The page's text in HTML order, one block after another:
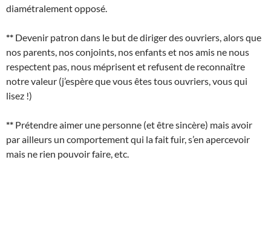
diamétralement opposé.
** Devenir patron dans le but de diriger des ouvriers, alors que
nos parents, nos conjoints, nos enfants et nos amis ne nous
respectent pas, nous méprisent et refusent de reconnaître
notre valeur (j’espère que vous êtes tous ouvriers, vous qui
lisez !)
** Prétendre aimer une personne (et être sincère) mais avoir
par ailleurs un comportement qui la fait fuir, s’en apercevoir
mais ne rien pouvoir faire, etc.